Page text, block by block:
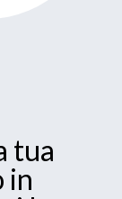
tua
in